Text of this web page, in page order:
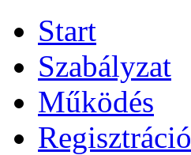
Start
Szabályzat
Működés
Regisztráció